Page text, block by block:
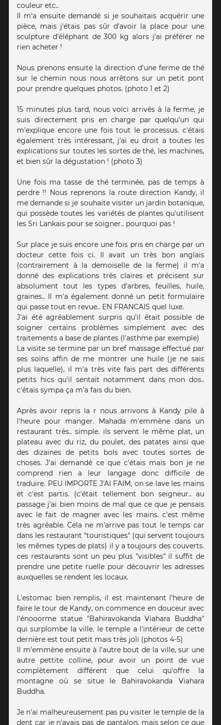
couleur etc..
Il m'a ensuite demandé si je souhaitais acquérir une
pièce, mais j'étais pas sûr d'avoir la place pour une
sculpture d'éléphant de 300 kg alors j'ai préférer ne
rien acheter !
Nous prenons ensuite la direction d'une ferme de thé
sur le chemin nous nous arrêtons sur un petit pont
pour prendre quelques photos. (photo 1 et 2)
15 minutes plus tard, nous voici arrivés à la ferme, je
suis directement pris en charge par quelqu'un qui
m'explique encore une fois tout le processus. c'étais
également très intéressant, j'ai eu droit a toutes les
explications sur toutes les sortes de thé, les machines,
et bien sûr la dégustation ! (photo 3)
Une fois ma tasse de thé terminée, pas de temps à
perdre !! Nous reprenons la route direction Kandy, il
me demande si je souhaite visiter un jardin botanique,
qui possède toutes les variétés de plantes qu'utilisent
les Sri Lankais pour se soigner.. pourquoi pas !
Sur place je suis encore une fois pris en charge par un
docteur cette fois ci. Il avait un très bon anglais
(contrairement à la demoiselle de la ferme) il m'a
donné des explications très claires et précisent sur
absolument tout les types d'arbres, feuilles, huile,
graines.. Il m'a également donné un petit formulaire
qui passe tout en revue.. EN FRANCAIS quel luxe.
J'ai été agréablement surpris qu'il était possible de
soigner certains problèmes simplement avec des
traitements a base de plantes (l'asthme par exemple)
La visite se termine par un bref massage effectué par
ses soins affin de me montrer une huile (je ne sais
plus laquelle), il m'a très vite fais part des différents
petits hics qu'il sentait notamment dans mon dos..
c'étais sympa ça m'a fais du bien.
Après avoir repris la r nous arrivons à Kandy pile à
l'heure pour manger. Mahada m'emmène dans un
restaurant très.. simple. ils servent le même plat, un
plateau avec du riz, du poulet, des patates ainsi que
des dizaines de petits bols avec toutes sortes de
choses. J'ai demandé ce que c'étais mais bon je ne
comprend rien a leur langage donc difficile de
traduire. PEU IMPORTE J'AI FAIM, on se lave les mains
et c'est partis. (c'était tellement bon seigneur.. au
passage j'ai bien moins de mal que ce que je pensais
avec le fait de magner avec les mains. c'est même
très agréable. Cela ne m'arrive pas tout le temps car
dans les restaurant "touristiques" (qui servent toujours
les mêmes types de plats) il y a toujours des couverts.
ces restaurants sont un peu plus "visibles" il suffit de
prendre une petite ruelle pour découvrir les adresses
auxquelles se rendent les locaux.
L'estomac bien remplis, il est maintenant l'heure de
faire le tour de Kandy, on commence en douceur avec
l'énooorme statue "Bahiravokanda Viahara Buddha"
qui surplombe la ville. le temple a l'intérieur de cette
dernière est tout petit mais très joli (photos 4-5)
Il m'emmène ensuite à l'autre bout de la ville, sur une
autre pettite colline, pour avoir un point de vue
complètement différent que celui qu'offre la
montagne où se situe le Bahiravokanda Viahara
Buddha.
Je n'ai malheureusement pas pu visiter le temple de la
dent car je n'avais pas de pantalon, mais selon ce que